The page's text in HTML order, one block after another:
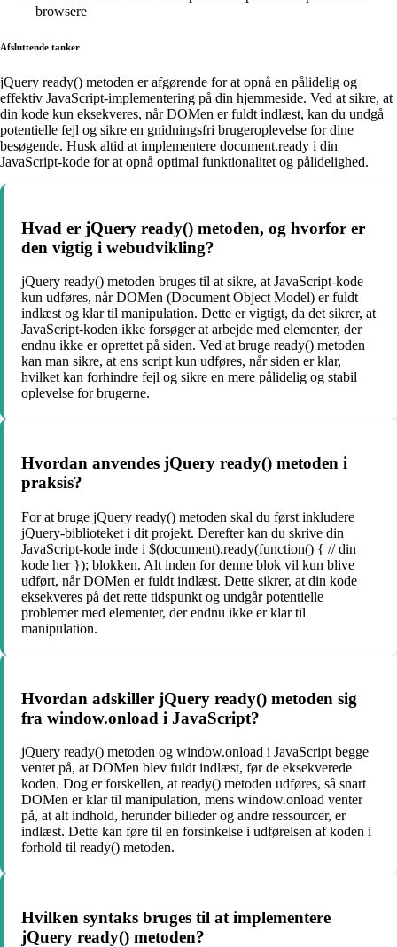
browsere
Afsluttende tanker
jQuery ready() metoden er afgørende for at opnå en pålidelig og
effektiv JavaScript-implementering på din hjemmeside. Ved at sikre, at
din kode kun eksekveres, når DOMen er fuldt indlæst, kan du undgå
potentielle fejl og sikre en gnidningsfri brugeroplevelse for dine
besøgende. Husk altid at implementere document.ready i din
JavaScript-kode for at opnå optimal funktionalitet og pålidelighed.
Hvad er jQuery ready() metoden, og hvorfor er
den vigtig i webudvikling?
jQuery ready() metoden bruges til at sikre, at JavaScript-kode
kun udføres, når DOMen (Document Object Model) er fuldt
indlæst og klar til manipulation. Dette er vigtigt, da det sikrer, at
JavaScript-koden ikke forsøger at arbejde med elementer, der
endnu ikke er oprettet på siden. Ved at bruge ready() metoden
kan man sikre, at ens script kun udføres, når siden er klar,
hvilket kan forhindre fejl og sikre en mere pålidelig og stabil
oplevelse for brugerne.
Hvordan anvendes jQuery ready() metoden i
praksis?
For at bruge jQuery ready() metoden skal du først inkludere
jQuery-biblioteket i dit projekt. Derefter kan du skrive din
JavaScript-kode inde i $(document).ready(function() { // din
kode her }); blokken. Alt inden for denne blok vil kun blive
udført, når DOMen er fuldt indlæst. Dette sikrer, at din kode
eksekveres på det rette tidspunkt og undgår potentielle
problemer med elementer, der endnu ikke er klar til
manipulation.
Hvordan adskiller jQuery ready() metoden sig
fra window.onload i JavaScript?
jQuery ready() metoden og window.onload i JavaScript begge
ventet på, at DOMen blev fuldt indlæst, før de eksekverede
koden. Dog er forskellen, at ready() metoden udføres, så snart
DOMen er klar til manipulation, mens window.onload venter
på, at alt indhold, herunder billeder og andre ressourcer, er
indlæst. Dette kan føre til en forsinkelse i udførelsen af koden i
forhold til ready() metoden.
Hvilken syntaks bruges til at implementere
jQuery ready() metoden?